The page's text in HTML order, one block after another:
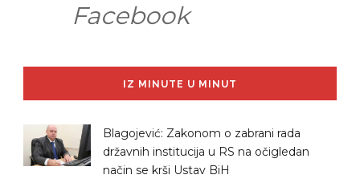
Facebook
IZ MINUTE U MINUT
Blagojević: Zakonom o zabrani rada
državnih institucija u RS na očigledan
način se krši Ustav BiH